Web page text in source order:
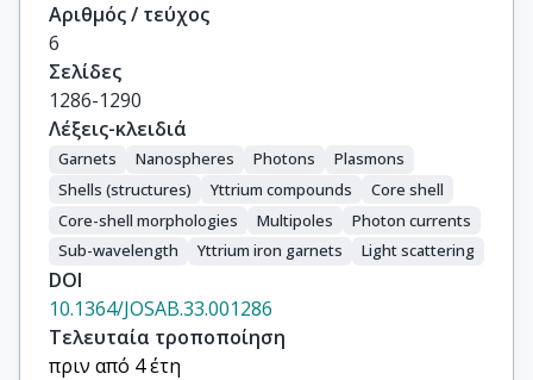
Αριθμός / τεύχος
6
Σελίδες
1286-1290
Λέξεις-κλειδιά
Garnets Nanospheres Photons
Plasmons
Shells (structures)
Yttrium compounds
Core shell
Core-shell morphologies
Multipoles
Photon currents
Sub-wavelength
Yttrium iron garnets Light scattering
DOI
10.1364/JOSAB.33.001286
Τελευταία τροποποίηση
πριν από 4 έτη